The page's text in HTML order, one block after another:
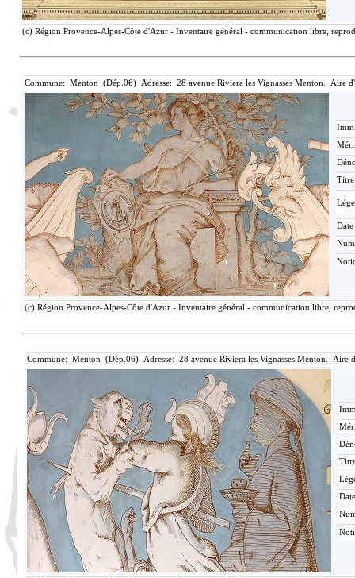
(c) Région Provence-Alpes-Côte d'Azur - Inventaire général - communication libre,
Commune: Menton (Dép.06) Adresse: 28 avenue Riviera les Vignasses Menton. Aire
(c) Région Provence-Alpes-Côte d'Azur - Inventaire général - communication libre,
Commune: Menton (Dép.06) Adresse: 28 avenue Riviera les Vignasses Menton. Aire